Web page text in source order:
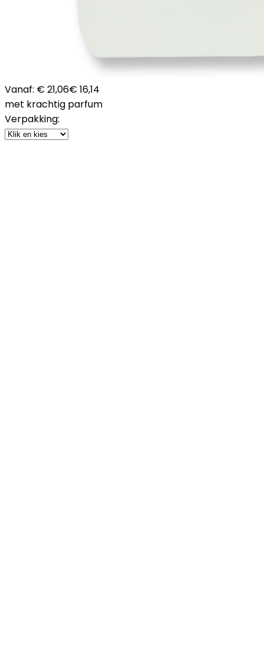
Vanaf: € 21,06€ 16,14
met krachtig parfum
Verpakking: